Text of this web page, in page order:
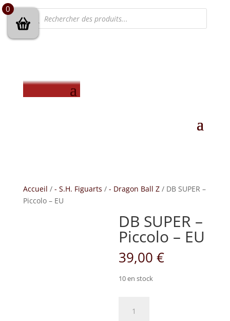
Recherche
de
produits
Accueil / - S.H. Figuarts / - Dragon Ball Z/ DB SUPER –
Piccolo – EU
DB SUPER –
Piccolo – EU
39,00€
10 en stock
0